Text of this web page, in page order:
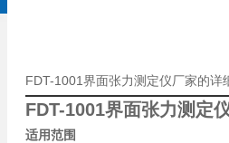
FDT-1001界面张力测定仪厂家的详
FDT-1001界面张力测定
适用范围